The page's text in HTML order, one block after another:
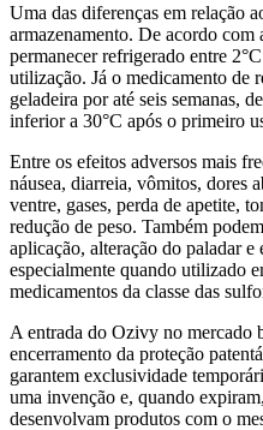
Uma das diferenças em relação
armazenamento. De acordo
permanecer refrigerado entre
utilização. Já o medicamento de
geladeira por até seis semanas,
inferior a 30°C após o primeiro
Entre os efeitos adversos mais
náusea, diarreia, vômitos, dores
ventre, gases, perda de apetite,
redução de peso. Também
aplicação, alteração do paladar
especialmente quando utilizado
medicamentos da classe das
A entrada do Ozivy no mercado
encerramento da proteção
garantem exclusividade
uma invenção e, quando
desenvolvam produtos com o